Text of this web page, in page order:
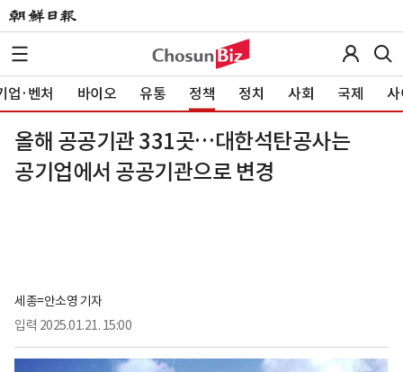
업·벤처 바이오 유통 정책 정치 사회 국제 사
올해 공공기관 331곳…대한석탄공사는
공기업에서 공공기관으로 변경
세종=안소영 기자
입력 2025.01.21. 15:00